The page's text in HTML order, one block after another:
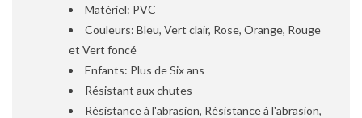
Matériel: PVC
Couleurs: Bleu, Vert clair, Rose, Orange, Rouge
et Vert foncé
Enfants: Plus de Six ans
Résistant aux chutes
Résistance à l'abrasion, Résistance à l'abrasion,